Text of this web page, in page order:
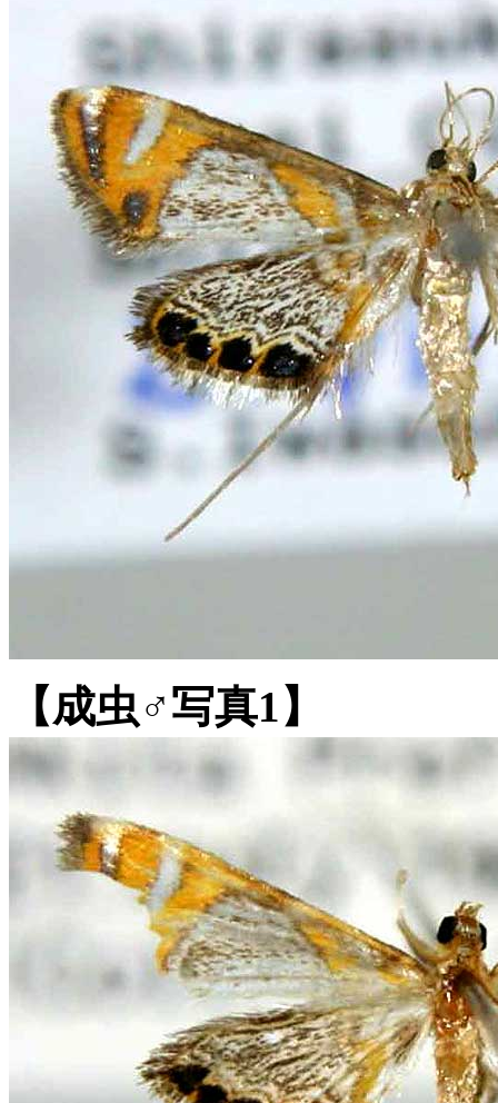
【成虫♂写真1】